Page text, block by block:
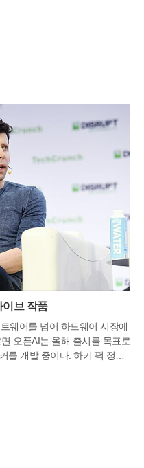
이브 작품
웨어를 넘어 하드웨어 시장에
오픈AI는 올해 출시를 목표로
를 개발 중이다. 하키 퍽 정도